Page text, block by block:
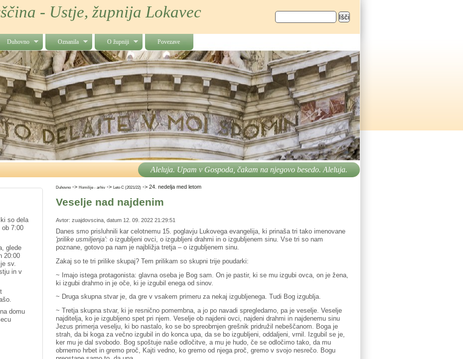
Iskalnik
Išči
- Ustje, župnija Lokavec
Duhovno Oznanila O župniji Povezave
Aleluja. Upam v Gospoda, čakam na njegovo besedo. Aleluja.
Duhovno ->Homilije - arhiv ->Leto C (2021/22) ->24. nedelja med letom
Veselje nad najdenim
Avtor: zuajdovscina, datum 12. 09. 2022 21:29:51
Danes smo prisluhnili kar celotnemu 15. poglavju Lukovega evangelija, ki prinaša tri tako imenovane
'prilike usmiljenja': o izgubljeni ovci, o izgubljeni drahmi in o izgubljenem sinu. Vse tri so nam
poznane, gotovo pa nam je najbližja tretja – o izgubljenem sinu.
Zakaj so te tri prilike skupaj? Tem prilikam so skupni trije poudarki:
~ Imajo istega protagonista: glavna oseba je Bog sam. On je pastir, ki se mu izgubi ovca, on je žena,
ki izgubi drahmo in je oče, ki je izgubil enega od sinov.
~ Druga skupna stvar je, da gre v vsakem primeru za nekaj izgubljenega. Tudi Bog izgublja.
~ Tretja skupna stvar, ki je resnično pomembna, a jo po navadi spregledamo, pa je veselje. Veselje
najditelja, ko je izgubljeno spet pri njem. Veselje ob najdeni ovci, najdeni drahmi in najdenemu sinu
Jezus primerja veselju, ki bo nastalo, ko se bo spreobrnjen grešnik pridružil nebeščanom. Boga je
strah, da bi koga za večno izgubil in do konca upa, da se bo izgubljeni, oddaljeni, vrnil. Izgubil se je,
ker mu je dal svobodo. Bog spoštuje naše odločitve, a mu je hudo, če se odločimo tako, da mu
obrnemo hrbet in gremo proč, Kajti vedno, ko gremo od njega proč, gremo v svojo nesrečo. Bogu
so dela
7:00
glede
20:00
sv.
in v
domu